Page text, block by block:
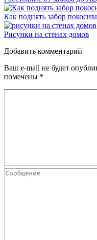
Как поднять забор
Рисунки на стенах домов
Добавить комментарий
Ваш e-mail не будет
помечены *